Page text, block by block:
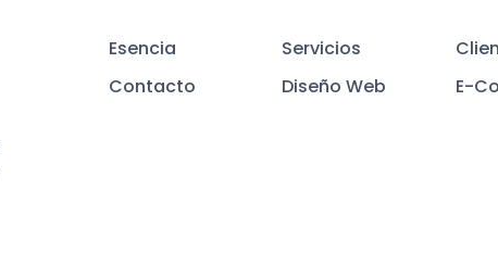
Esencia Servicios
Contacto
Diseño Web E-